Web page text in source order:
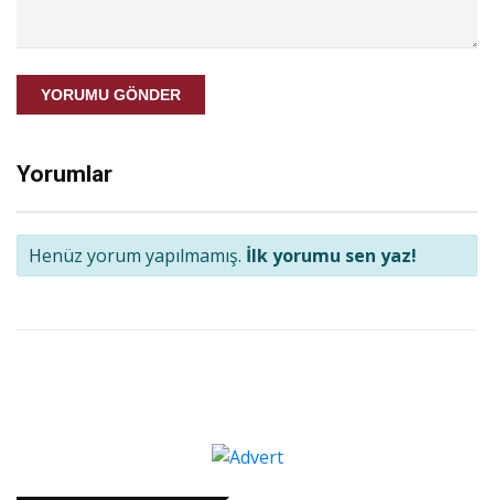
YORUMU GÖNDER
Yorumlar
Henüz yorum yapılmamış. İlk yorumu sen yaz!